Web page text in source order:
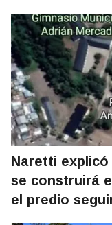
Naretti
se construirá
el predio